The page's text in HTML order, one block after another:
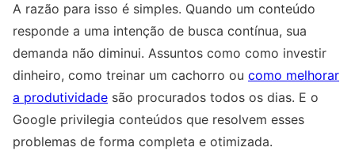
A razão para isso é simples. Quando um conteúdo
responde a uma intenção de busca contínua, sua
demanda não diminui. Assuntos como como investir
dinheiro, como treinar um cachorro ou como melhorar
a produtividade são procurados todos os dias. E o
Google privilegia conteúdos que resolvem esses
problemas de forma completa e otimizada.